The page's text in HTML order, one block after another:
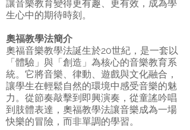
讓音樂教育變得更有趣、更有效，成為學
生心中的期待時刻。
奧福教學法簡介
奧福音樂教學法誕生於20世紀，是一套以
「體驗」與「創造」為核心的音樂教育系
統。它將音樂、律動、遊戲與文化融合，
讓學生在輕鬆自然的環境中感受音樂的魅
力。從節奏敲擊到即興演奏，從童謠吟唱
到肢體表達，奧福教學法讓音樂成為一場
快樂的冒險，而非單調的學習。